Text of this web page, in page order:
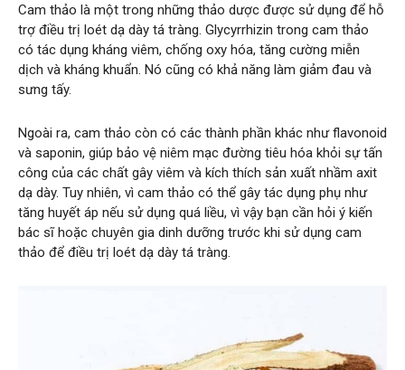
Cam thảo là một trong những thảo dược được sử dụng để hỗ
trợ điều trị loét dạ dày tá tràng. Glycyrrhizin trong cam thảo
có tác dụng kháng viêm, chống oxy hóa, tăng cường miễn
dịch và kháng khuẩn. Nó cũng có khả năng làm giảm đau và
sưng tấy.
Ngoài ra, cam thảo còn có các thành phần khác như flavonoid
và saponin, giúp bảo vệ niêm mạc đường tiêu hóa khỏi sự tấn
công của các chất gây viêm và kích thích sản xuất nhầm axit
dạ dày. Tuy nhiên, vì cam thảo có thể gây tác dụng phụ như
tăng huyết áp nếu sử dụng quá liều, vì vậy bạn cần hỏi ý kiến ​​
bác sĩ hoặc chuyên gia dinh dưỡng trước khi sử dụng cam
thảo để điều trị loét dạ dày tá tràng.